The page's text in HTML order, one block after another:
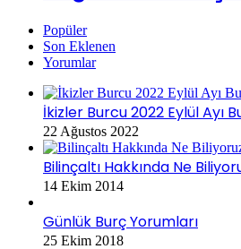
Popüler
Son Eklenen
Yorumlar
İkizler Burcu 2022 Eylül Ayı
22 Ağustos 2022
Bilinçaltı Hakkında Ne
14 Ekim 2014
Günlük Burç Yorumları
25 Ekim 2018